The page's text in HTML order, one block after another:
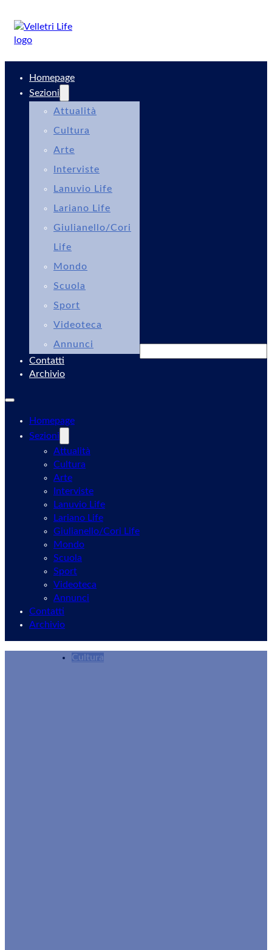
Homepage
Sezioni
Attualità
Cultura
Arte
Interviste
Lanuvio Life
Lariano Life
Giulianello/Cori
Life
Mondo
Scuola
Sport
Videoteca
Annunci
Contatti
Archivio
Homepage
Sezioni
Attualità
Cultura
Arte
Interviste
Lanuvio Life
Lariano Life
Giulianello/Cori Life
Mondo
Scuola
Sport
Videoteca
Annunci
Contatti
Archivio
Cultura